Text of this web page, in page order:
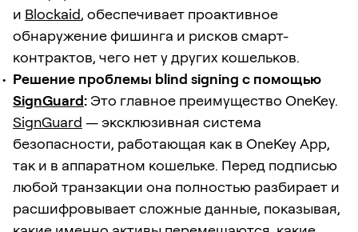
и Blockaid, обеспечивает проактивное
обнаружение фишинга и рисков смарт-
контрактов, чего нет у других кошельков.
Решение проблемы blind signing с помощью
SignGuard: Это главное преимущество OneKey.
SignGuard — эксклюзивная система
безопасности, работающая как в OneKey App,
так и в аппаратном кошельке. Перед подписью
любой транзакции она полностью разбирает и
расшифровывает сложные данные, показывая,